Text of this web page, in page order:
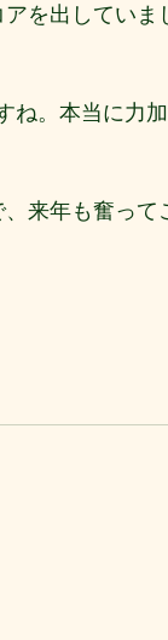
を出していま
。本当に力加
来年も奮って